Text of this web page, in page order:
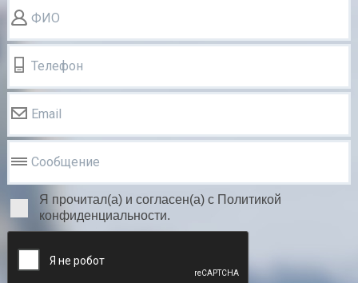
ФИО
Телефон
Email
Сообщение
Я прочитал(а) и согласен(а) с Политикой
конфиденциальности.